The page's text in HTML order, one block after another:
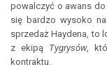
powalczyć o awans do
się bardzo wysoko
sprzedaż Haydena, to
z ekipą Tygrysów,
kontraktu.